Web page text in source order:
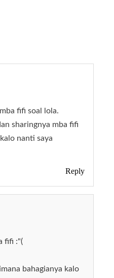
fifi soal lola.
sharingnya mba fifi
nanti saya
Reply
fifi :"(
bahagianya kalo